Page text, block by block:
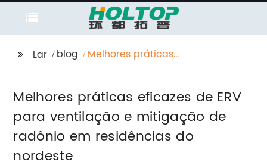
Lar blog
Melhores práticas
mitigação de radônio
em residências do
nordeste
Melhores práticas eficazes de ERV
para ventilação e mitigação de
radônio em residências do
nordeste